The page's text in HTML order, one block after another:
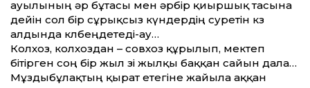
ауылының әр бұтасы мен әрбір қиыршық тасына
дейін сол бір сұрықсыз күндердің суретін көз
алдында көлбеңдетеді-ау…
Колхоз, колхоздан – совхоз құрылып, мектеп
бітірген соң бір жыл өзі жылқы баққан сайын дала…
Мұздыбұлақтың қырат етегіне жайыла аққан